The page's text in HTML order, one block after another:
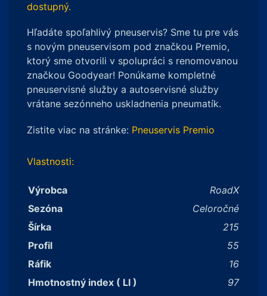
dostupný.
Hľadáte spoľahlivý pneuservis? Sme tu pre vás
s novým pneuservisom pod značkou Premio,
ktorý sme otvorili v spolupráci s renomovanou
značkou Goodyear! Ponúkame kompletné
pneuservisné služby a autoservisné služby
vrátane sezónneho uskladnenia pneumatík.
Zistite viac na stránke: Pneuservis Premio
Vlastnosti:
Výrobca
RoadX
Sezóna
Celoročné
Šírka
215
Profil
55
Ráfik
16
Hmotnostný index ( LI )
97